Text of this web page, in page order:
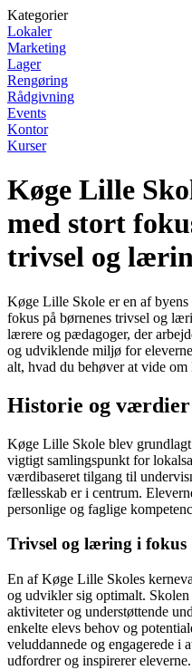
Kategorier
Lokaler
Marketing
Lager
Rengøring
Rådgivning
Events
Kontor
Kurser
Køge Lille
med stort
trivsel og
Køge Lille Skole er en af
fokus på børnenes trivsel og
lærere og pædagoger, der
og udviklende miljø for
alt, hvad du behøver at vide
Historie og værdier
Køge Lille Skole blev
vigtigt samlingspunkt for
værdibaseret tilgang til
fællesskab er i centrum.
personlige og faglige
Trivsel og læring i fokus
En af Køge Lille Skoles
og udvikler sig optimalt.
aktiviteter og understøttende
enkelte elevs behov og
veluddannede og engagerede i
udfordrer og inspirerer eleverne.